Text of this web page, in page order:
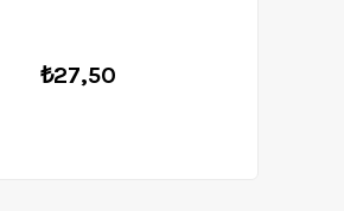
₺27,50